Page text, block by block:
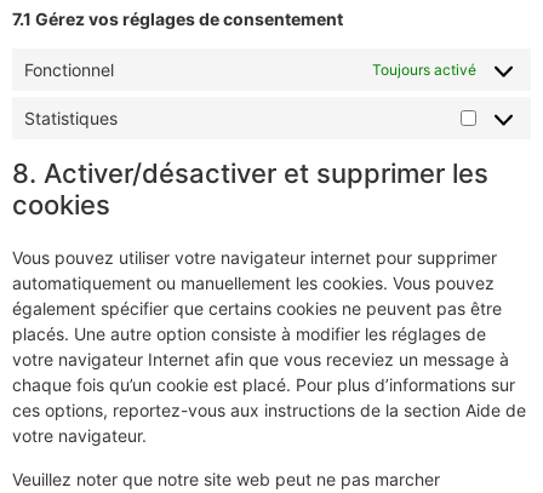
7.1 Gérez vos réglages de consentement
Fonctionnel Toujours activé
Statistiques
8. Activer/désactiver et supprimer les
cookies
Vous pouvez utiliser votre navigateur internet pour supprimer
automatiquement ou manuellement les cookies. Vous pouvez
également spécifier que certains cookies ne peuvent pas être
placés. Une autre option consiste à modifier les réglages de
votre navigateur Internet afin que vous receviez un message à
chaque fois qu’un cookie est placé. Pour plus d’informations sur
ces options, reportez-vous aux instructions de la section Aide de
votre navigateur.
Veuillez noter que notre site web peut ne pas marcher